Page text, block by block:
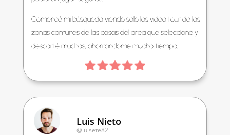
Comencé mi búsqueda viendo solo los video tour de las
zonas comunes de las casas del área que seleccioné y
descarté muchas, ahorrándome mucho tiempo.
Luis Nieto
@luisete82